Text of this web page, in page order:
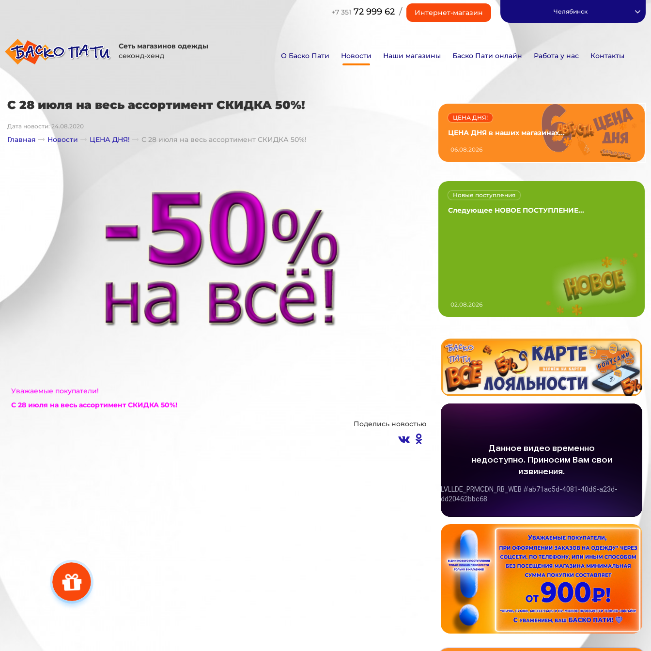
+7 351 72 999 62 / Интернет-магазин Челябинск
Сеть магазинов одежды
секонд-хенд
О Баско Пати Новости Наши магазины Баско Пати онлайн Работа у нас Контакты
С 28 июля на весь ассортимент СКИДКА 50%!
Дата новости: 24.08.2020
Главная Новости ЦЕНА ДНЯ! С 28 июля на весь ассортимент СКИДКА 50%!
Уважаемые покупатели!
С 28 июля на весь ассортимент СКИДКА 50%!
Поделись новостью
ЦЕНА ДНЯ в наших магазинах...
ЦЕНА ДНЯ!
06.08.2026
Следующее НОВОЕ ПОСТУПЛЕНИЕ...
Новые поступления
02.08.2026